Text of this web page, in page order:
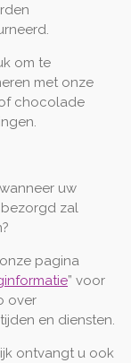
om te
met onze
chocolade
uw
zal
pagina
” voor
over
en diensten.
ontvangt u ook